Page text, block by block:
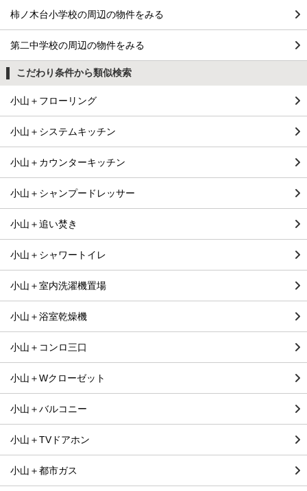
柿ノ木台小学校の周辺の物件をみる
第二中学校の周辺の物件をみる
こだわり条件から類似検索
小山＋フローリング
小山＋システムキッチン
小山＋カウンターキッチン
小山＋シャンプードレッサー
小山＋追い焚き
小山＋シャワートイレ
小山＋室内洗濯機置場
小山＋浴室乾燥機
小山＋コンロ三口
小山＋Wクローゼット
小山＋バルコニー
小山＋TVドアホン
小山＋都市ガス